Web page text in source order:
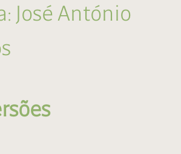
José António